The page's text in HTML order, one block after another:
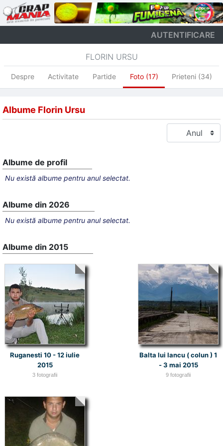
AUTENTIFICARE
FLORIN URSU
Despre Activitate Partide Foto (17) Prieteni (34)
Albume Florin Ursu
Albume de profil
Nu există albume pentru anul selectat.
Albume din 2026
Nu există albume pentru anul selectat.
Albume din 2015
Ruganesti 10 - 12 iulie
2015
3 fotografii
Balta lui Iancu ( colun ) 1
- 3 mai 2015
9 fotografii